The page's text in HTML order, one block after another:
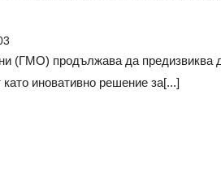
иновативно решение за[...]